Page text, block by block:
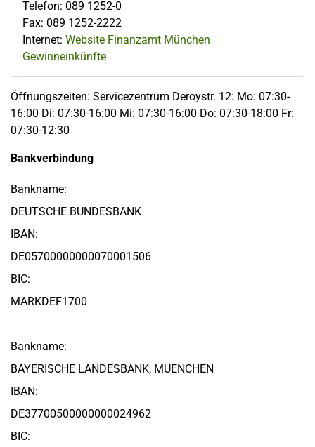
Telefon: 089 1252-0
Fax: 089 1252-2222
Internet: Website Finanzamt München
Gewinneinkünfte
Öffnungszeiten: Servicezentrum Deroystr. 12: Mo: 07:30-
16:00 Di: 07:30-16:00 Mi: 07:30-16:00 Do: 07:30-18:00 Fr:
07:30-12:30
Bankverbindung
Bankname:
DEUTSCHE BUNDESBANK
IBAN:
DE05700000000070001506
BIC:
MARKDEF1700
Bankname:
BAYERISCHE LANDESBANK, MUENCHEN
IBAN:
DE37700500000000024962
BIC: